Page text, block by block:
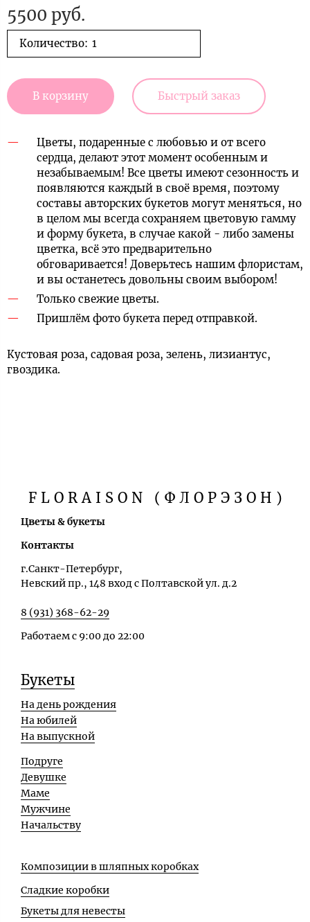
5500 руб.
Количество:
В корзину Быстрый заказ
Цветы, подаренные с любовью и от всего
сердца, делают этот момент особенным и
незабываемым! Все цветы имеют сезонность и
появляются каждый в своё время, поэтому
составы авторских букетов могут меняться, но
в целом мы всегда сохраняем цветовую гамму
и форму букета, в случае какой - либо замены
цветка, всё это предварительно
обговаривается! Доверьтесь нашим флористам,
и вы останетесь довольны своим выбором!
Только свежие цветы.
Пришлём фото букета перед отправкой.
Кустовая роза, садовая роза, зелень, лизиантус,
гвоздика.
FLORAISON (ФЛОРЭЗОН)
Цветы & букеты
Контакты
г.Санкт-Петербург,
Невский пр., 148 вход с Полтавской ул. д.2
8 (931) 368-62-29
Работаем с 9:00 до 22:00
Букеты
На день рождения
На юбилей
На выпускной
Подруге
Девушке
Маме
Мужчине
Начальству
Композиции в шляпных коробках
Сладкие коробки
Букеты для невесты